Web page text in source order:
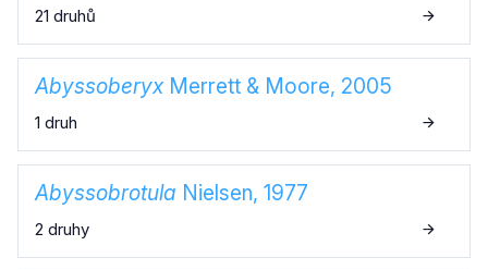
21 druhů
Abyssoberyx Merrett & Moore, 2005
1 druh
Abyssobrotula Nielsen, 1977
2 druhy